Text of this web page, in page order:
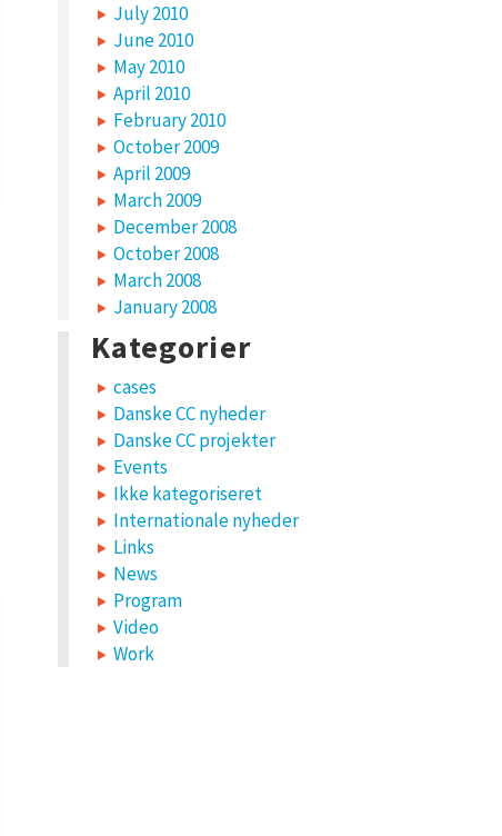
July 2010
June 2010
May 2010
April 2010
February 2010
October 2009
April 2009
March 2009
December 2008
October 2008
March 2008
January 2008
Kategorier
cases
Danske CC nyheder
Danske CC projekter
Events
Ikke kategoriseret
Internationale nyheder
Links
News
Program
Video
Work